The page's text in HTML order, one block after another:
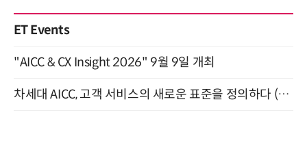
ET Events
"AICC & CX Insight 2026" 9월 9일 개최
차세대 AICC, 고객 서비스의 새로운 표준을 정의하다 (9/9)